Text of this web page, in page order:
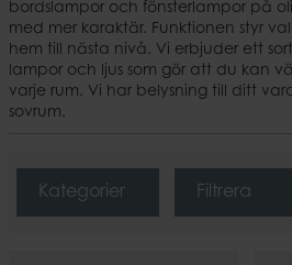
bordslampor och fönsterlampor på
med mer karaktär. Funktionen styr
hem till nästa nivå. Vi erbjuder ett
lampor och ljus som gör att du kan
varje rum. Vi har belysning till ditt
sovrum.
Kategorier Filtrera